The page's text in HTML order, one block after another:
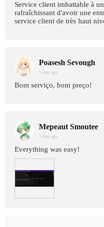
Service client imbattable à
rafraîchissant d'avoir une
service client de très haut
Poasesh Sevough
1 day age
Bom serviço, bom preço!
Mepeaut Smoutee
1 day age
Everything was easy!